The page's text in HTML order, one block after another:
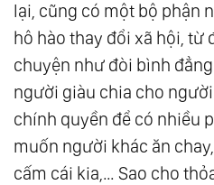
41.Luật Của Một - 07
Nhận Thức - Sự Hợp
lại, cũng có một bộ phận
hô hào thay đổi xã hội, từ
chuyện như đòi bình
người giàu chia cho
chính quyền để có nhiều
muốn người khác ăn
cấm cái kia,… Sao cho